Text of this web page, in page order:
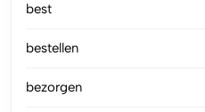
best
bestellen
bezorgen